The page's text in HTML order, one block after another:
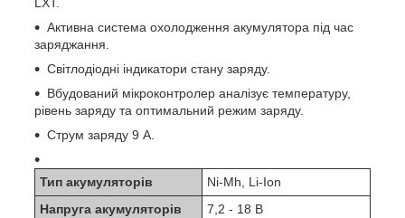
Активна система охолодження акумулятора під час
заряджання.
Світлодіодні індикатори стану заряду.
Вбудований мікроконтролер аналізує температуру,
рівень заряду та оптимальний режим заряду.
Струм заряду 9 А.
Тип акумуляторів
Ni-Mh, Li-Ion
Напруга акумуляторів
7,2 - 18 В